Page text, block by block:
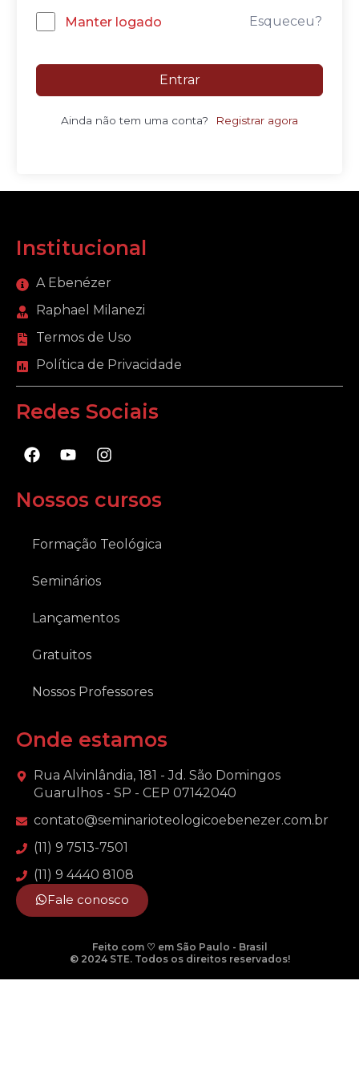
Manter logado Esqueceu?
Entrar
Ainda não tem uma conta? Registrar agora
Institucional
A Ebenézer
Raphael Milanezi
Termos de Uso
Política de Privacidade
Redes Sociais
F
a
e
b
o
Y
o
t
u
e
I
n
t
a
r
Nossos cursos
Formação Teológica
Seminários
Lançamentos
Gratuitos
Nossos Professores
Onde estamos
Rua Alvinlândia, 181 - Jd. São Domingos
Guarulhos - SP - CEP 07142040
contato@seminarioteologicoebenezer.com.br
(11) 9 7513-7501
(11) 9 4440 8108
Fale conosco
Feito com ♡ em São Paulo - Brasil
© 2024 STE. Todos os direitos reservados!